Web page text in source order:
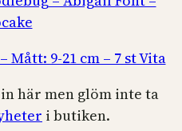
Mått: 9-21 cm – 7 st Vita
här men glöm inte ta
i butiken.